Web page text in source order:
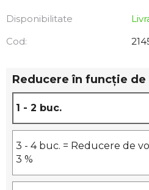
Disponibilitate
Cod:
Reducere în funcţie
1 - 2 buc.
3 - 4 buc. = Reducere de
3 %